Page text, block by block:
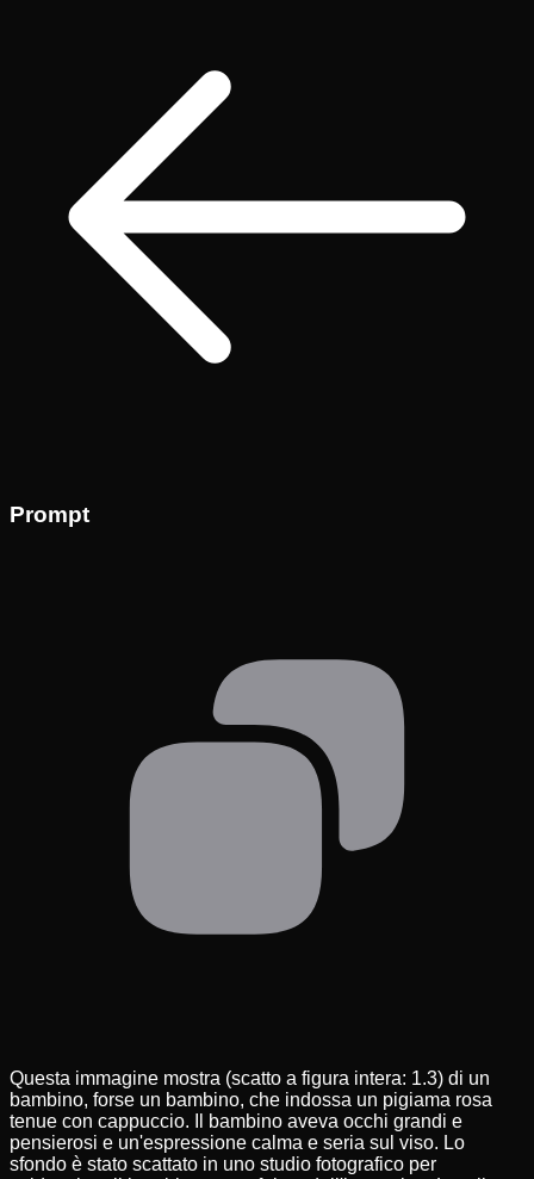
Prompt
Questa immagine mostra (scatto a figura intera: 1.3) di un
bambino, forse un bambino, che indossa un pigiama rosa
tenue con cappuccio. Il bambino aveva occhi grandi e
pensierosi e un'espressione calma e seria sul viso. Lo
sfondo è stato scattato in uno studio fotografico per